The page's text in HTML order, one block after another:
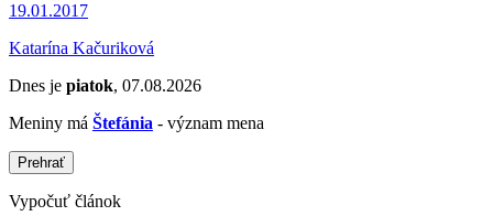
19.01.2017
Katarína Kačuriková
Dnes je piatok, 07.08.2026
Meniny má Štefánia - význam mena
Prehrať
Vypočuť článok